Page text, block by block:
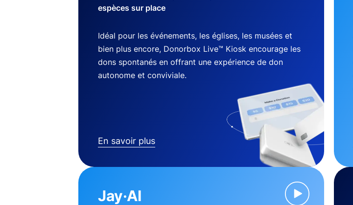
espèces sur place
Idéal pour les événements, les églises, les musées et
bien plus encore, Donorbox Live™ Kiosk encourage les
dons spontanés en offrant une expérience de don
autonome et conviviale.
En savoir plus
Jay·AI